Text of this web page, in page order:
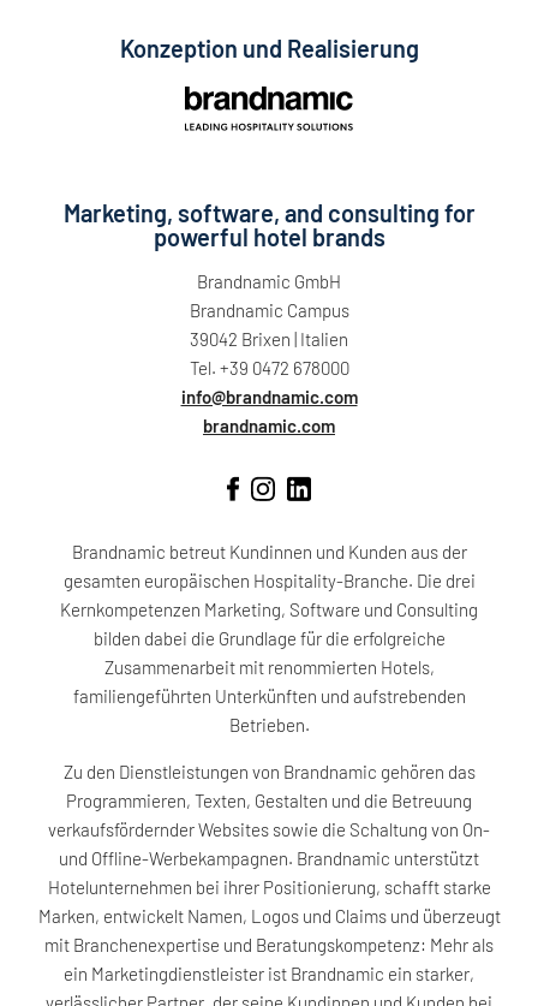
Konzeption und Realisierung
Marketing, software, and consulting for
powerful hotel brands
Brandnamic GmbH
Brandnamic Campus
39042 Brixen | Italien
Tel. +39 0472 678000
info@brandnamic.com
brandnamic.com
Brandnamic betreut Kundinnen und Kunden aus der
gesamten europäischen Hospitality-Branche. Die drei
Kernkompetenzen Marketing, Software und Consulting
bilden dabei die Grundlage für die erfolgreiche
Zusammenarbeit mit renommierten Hotels,
familiengeführten Unterkünften und aufstrebenden
Betrieben.
Zu den Dienstleistungen von Brandnamic gehören das
Programmieren, Texten, Gestalten und die Betreuung
verkaufsfördernder Websites sowie die Schaltung von On-
und Offline-Werbekampagnen. Brandnamic unterstützt
Hotelunternehmen bei ihrer Positionierung, schafft starke
Marken, entwickelt Namen, Logos und Claims und überzeugt
mit Branchenexpertise und Beratungskompetenz: Mehr als
ein Marketingdienstleister ist Brandnamic ein starker,